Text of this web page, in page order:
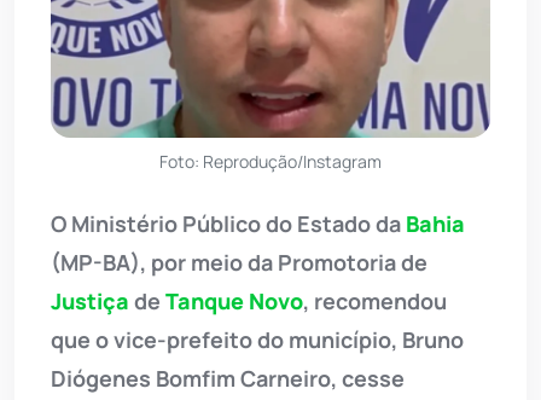
Foto: Reprodução/Instagram
O Ministério Público do Estado da Bahia
(MP-BA), por meio da Promotoria de
Justiça de Tanque Novo, recomendou
que o vice-prefeito do município, Bruno
Diógenes Bomfim Carneiro, cesse